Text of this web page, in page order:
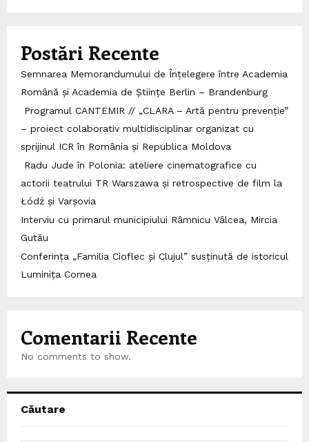
Postări Recente
Semnarea Memorandumului de Înțelegere între Academia
Română și Academia de Științe Berlin – Brandenburg
Programul CANTEMIR // „CLARA – Artă pentru prevenție”
– proiect colaborativ multidisciplinar organizat cu
sprijinul ICR în România și Republica Moldova
Radu Jude în Polonia: ateliere cinematografice cu
actorii teatrului TR Warszawa și retrospective de film la
Łódź și Varșovia
Interviu cu primarul municipiului Râmnicu Vâlcea, Mircia
Gutău
Conferința „Familia Cioflec și Clujul” susținută de istoricul
Luminița Cornea
Comentarii Recente
No comments to show.
Căutare